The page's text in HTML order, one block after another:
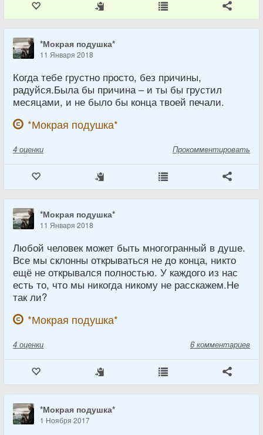
*Мокрая подушка*
11 Января 2018
Когда тебе грустно просто, без причины,
радуйся.Была бы причина – и ты бы грустил
месяцами, и не было бы конца твоей печали.
*Мокрая подушка*
4 оценки Прокомментировать
*Мокрая подушка*
11 Января 2018
Любой человек может быть многогранный в душе.
Все мы склонны открываться не до конца, никто
ещё не открывался полностью. У каждого из нас
есть то, что мы никогда никому не расскажем.Не
так ли?
*Мокрая подушка*
4 оценки 6 комментариев
*Мокрая подушка*
1 Ноября 2017